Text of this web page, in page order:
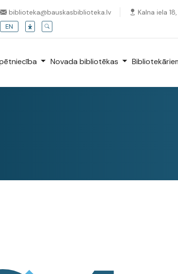
biblioteka@bauskasbiblioteka.lv Kalna iela
EN
Novada bibliotēkas